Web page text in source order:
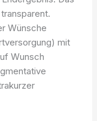
Wünsche
mit
Wunsch